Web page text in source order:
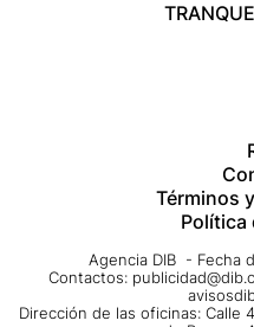
Términos
Política
Agencia DIB - Fecha
Contactos:
Dirección de las oficinas: Calle